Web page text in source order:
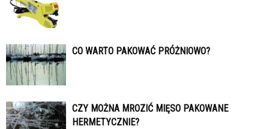
CO WARTO PAKOWAĆ PRÓŻNIOWO?
CZY MOŻNA MROZIĆ MIĘSO PAKOWANE
HERMETYCZNIE?